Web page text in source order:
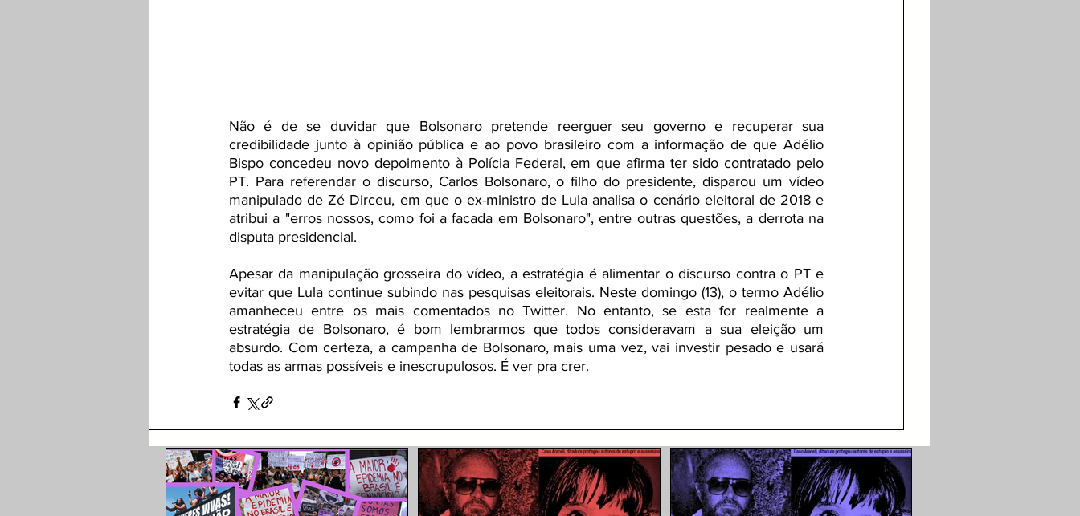
Não é de se duvidar que Bolsonaro pretende reerguer seu governo e recuperar sua
credibilidade junto à opinião pública e ao povo brasileiro com a informação de que Adélio
Bispo concedeu novo depoimento à Polícia Federal, em que afirma ter sido contratado pelo
PT. Para referendar o discurso, Carlos Bolsonaro, o filho do presidente, disparou um vídeo
manipulado de Zé Dirceu, em que o ex-ministro de Lula analisa o cenário eleitoral de 2018 e
atribui a "erros nossos, como foi a facada em Bolsonaro", entre outras questões, a derrota na
disputa presidencial.
Apesar da manipulação grosseira do vídeo, a estratégia é alimentar o discurso contra o PT e
evitar que Lula continue subindo nas pesquisas eleitorais. Neste domingo (13), o termo Adélio
amanheceu entre os mais comentados no Twitter. No entanto, se esta for realmente a
estratégia de Bolsonaro, é bom lembrarmos que todos consideravam a sua eleição um
absurdo. Com certeza, a campanha de Bolsonaro, mais uma vez, vai investir pesado e usará
todas as armas possíveis e inescrupulosos. É ver pra crer.